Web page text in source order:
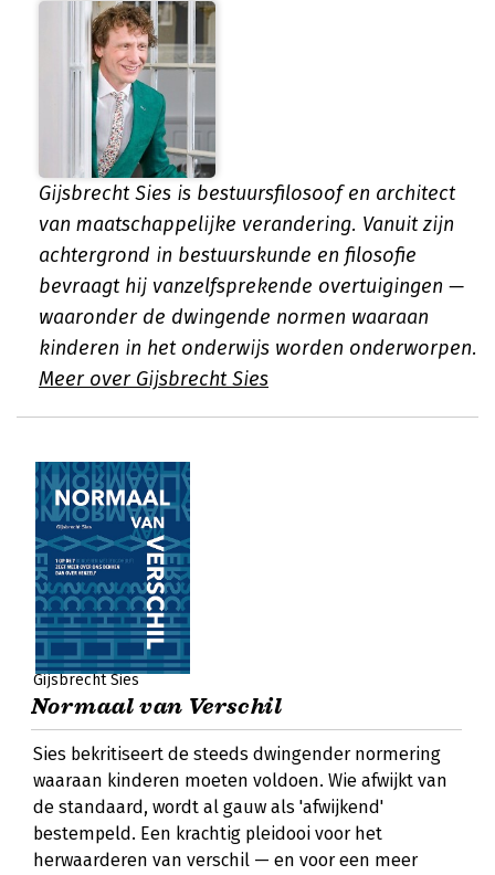
Gijsbrecht Sies is bestuursfilosoof en architect
van maatschappelijke verandering. Vanuit zijn
achtergrond in bestuurskunde en filosofie
bevraagt hij vanzelfsprekende overtuigingen —
waaronder de dwingende normen waaraan
kinderen in het onderwijs worden onderworpen.
Meer over Gijsbrecht Sies
Gijsbrecht Sies
Normaal van Verschil
Sies bekritiseert de steeds dwingender normering
waaraan kinderen moeten voldoen. Wie afwijkt van
de standaard, wordt al gauw als 'afwijkend'
bestempeld. Een krachtig pleidooi voor het
herwaarderen van verschil — en voor een meer